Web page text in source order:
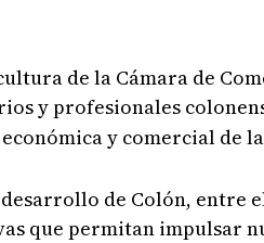
de la Cámara de
y profesionales
y comercial de
de Colón, entre
que permitan impulsar